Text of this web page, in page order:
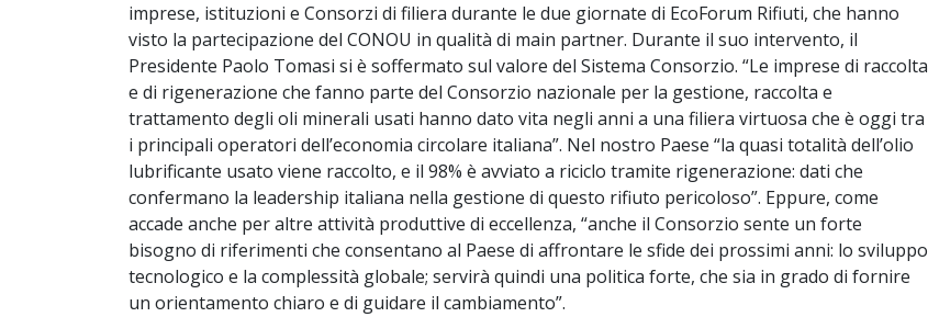
imprese, istituzioni e Consorzi di filiera durante le due giornate di EcoForum Rifiuti, che hanno
visto la partecipazione del CONOU in qualità di main partner. Durante il suo intervento, il
Presidente Paolo Tomasi si è soffermato sul valore del Sistema Consorzio. “Le imprese di raccolta
e di rigenerazione che fanno parte del Consorzio nazionale per la gestione, raccolta e
trattamento degli oli minerali usati hanno dato vita negli anni a una filiera virtuosa che è oggi tra
i principali operatori dell’economia circolare italiana”. Nel nostro Paese “la quasi totalità dell’olio
lubrificante usato viene raccolto, e il 98% è avviato a riciclo tramite rigenerazione: dati che
confermano la leadership italiana nella gestione di questo rifiuto pericoloso”. Eppure, come
accade anche per altre attività produttive di eccellenza, “anche il Consorzio sente un forte
bisogno di riferimenti che consentano al Paese di affrontare le sfide dei prossimi anni: lo sviluppo
tecnologico e la complessità globale; servirà quindi una politica forte, che sia in grado di fornire
un orientamento chiaro e di guidare il cambiamento”.